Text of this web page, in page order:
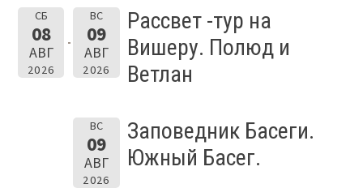
СБ
08
АВГ
2026
ВС
09
АВГ
2026
Рассвет -тур на
Вишеру. Полюд и
Ветлан
ВС
09
АВГ
2026
Заповедник Басеги.
Южный Басег.